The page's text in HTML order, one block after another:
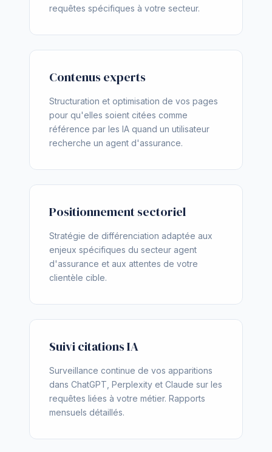
requêtes spécifiques à votre secteur.
Contenus experts
Structuration et optimisation de vos pages
pour qu'elles soient citées comme
référence par les IA quand un utilisateur
recherche un agent d'assurance.
Positionnement sectoriel
Stratégie de différenciation adaptée aux
enjeux spécifiques du secteur agent
d'assurance et aux attentes de votre
clientèle cible.
Suivi citations IA
Surveillance continue de vos apparitions
dans ChatGPT, Perplexity et Claude sur les
requêtes liées à votre métier. Rapports
mensuels détaillés.